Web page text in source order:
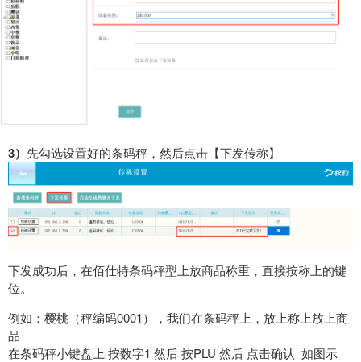
3） 先勾选设置好的条码秤，然后点击【下发传称】
下发成功后，在佰仕特条码秤型上放商品称重，直接按称上的键
位。
例如：樱桃（秤编码0001），我们在条码秤上，放上称上放上商
品
在条码秤小键盘上 按数字1 然后 按PLU 然后 点击确认 如图示